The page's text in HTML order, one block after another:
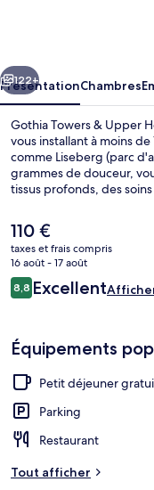
House
Suivant
122+
PrésentationChambres
Gothia Towers & Upper
vous installant à moins
comme Liseberg (parc
grammes de douceur,
tissus profonds, des
le déjeuner et le dîner
internationale. Cet hôtel
centre de remise en
voyageurs ne disent que
attentionné. Les
à pied : Arrêt de tram
Le
prix
actuel
est
de
110 €
taxes et frais compris
16 août - 17 août
Avis
voyageurs
8,88,8 sur 10
Excellent
Équipements
Petit déjeuner
Parking
Restaurant
Tout afficher